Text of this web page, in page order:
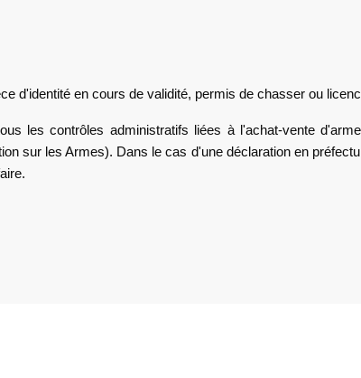
d'identité en cours de validité, permis de chasser ou
les contrôles administratifs liées à l'achat-vente
sur les Armes). Dans le cas d'une déclaration en